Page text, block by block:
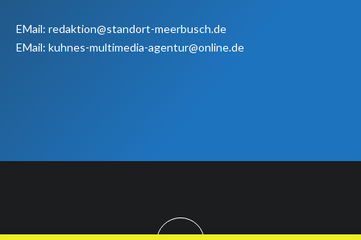
EMail: redaktion@standort-meerbusch.de
EMail: kuhnes-multimedia-agentur@online.de